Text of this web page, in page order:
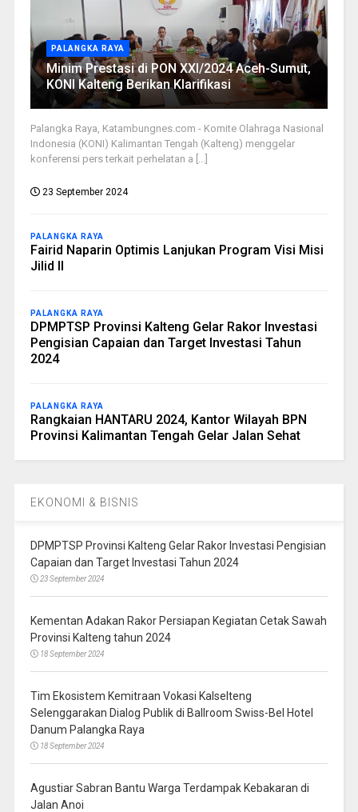
PALANGKA RAYA
Minim Prestasi di PON XXI/2024 Aceh-Sumut,
KONI Kalteng Berikan Klarifikasi
Palangka Raya, Katambungnes.com - Komite Olahraga Nasional
Indonesia (KONI) Kalimantan Tengah (Kalteng) menggelar
konferensi pers terkait perhelatan a [...]
23 September 2024
PALANGKA RAYA
Fairid Naparin Optimis Lanjukan Program Visi Misi
Jilid II
PALANGKA RAYA
DPMPTSP Provinsi Kalteng Gelar Rakor Investasi
Pengisian Capaian dan Target Investasi Tahun
2024
PALANGKA RAYA
Rangkaian HANTARU 2024, Kantor Wilayah BPN
Provinsi Kalimantan Tengah Gelar Jalan Sehat
EKONOMI & BISNIS
DPMPTSP Provinsi Kalteng Gelar Rakor Investasi Pengisian
Capaian dan Target Investasi Tahun 2024
23 September 2024
Kementan Adakan Rakor Persiapan Kegiatan Cetak Sawah
Provinsi Kalteng tahun 2024
18 September 2024
Tim Ekosistem Kemitraan Vokasi Kalselteng
Selenggarakan Dialog Publik di Ballroom Swiss-Bel Hotel
Danum Palangka Raya
18 September 2024
Agustiar Sabran Bantu Warga Terdampak Kebakaran di
Jalan Anoi